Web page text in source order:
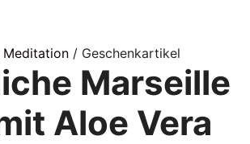
Meditation / Geschenkartikel
Marseille
Aloe Vera